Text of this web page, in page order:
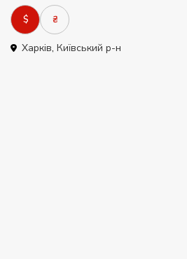
$ ₴
Харків, Київський р-н